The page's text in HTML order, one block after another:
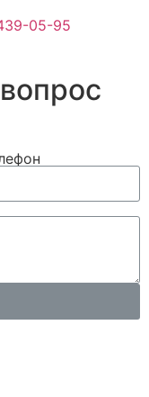
05-95